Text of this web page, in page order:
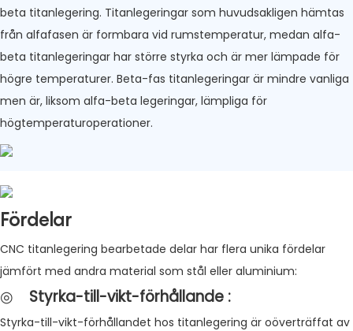
beta titanlegering. Titanlegeringar som huvudsakligen hämtas
från alfafasen är formbara vid rumstemperatur, medan alfa-
beta titanlegeringar har större styrka och är mer lämpade för
högre temperaturer. Beta-fas titanlegeringar är mindre vanliga
men är, liksom alfa-beta legeringar, lämpliga för
högtemperaturoperationer.
Fördelar
CNC titanlegering bearbetade delar har flera unika fördelar
jämfört med andra material som stål eller aluminium:
◎ Styrka-till-vikt-förhållande :
Styrka-till-vikt-förhållandet hos titanlegering är oöverträffat av